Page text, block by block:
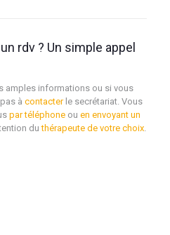
rdv ? Un simple appel
amples informations ou si vous
à contacterle secrétariat. Vous
par téléphone ou en envoyant un
duthérapeute de votre choix.